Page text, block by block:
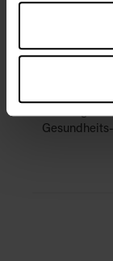
Durch